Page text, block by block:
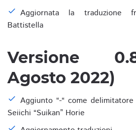
Aggiornata la traduzione
Battistella
Versione
Agosto 2022)
Aggiunto “-“ come
Seiichi “Suikan” Horie